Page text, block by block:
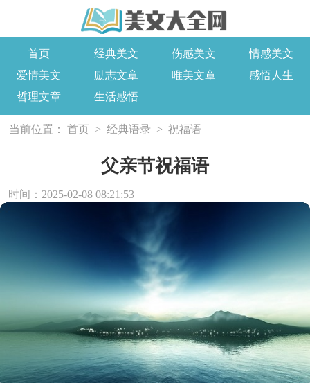
首页 经典美文 伤感美文
情感美文
爱情美文
励志文章 唯美文章
感悟人生
哲理文章
生活感悟
当前位置： 首页 > 经典语录 > 祝福语
父亲节祝福语
时间：2025-02-08 08:21:53